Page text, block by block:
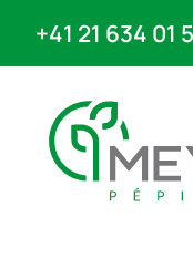
+41 21 634 01